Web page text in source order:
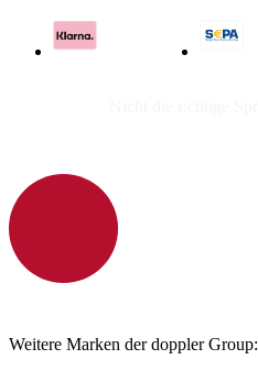
Weitere Marken der doppler Group: